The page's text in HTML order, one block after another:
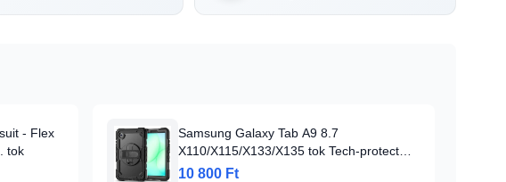
- Flex
tok
Samsung Galaxy Tab A9 8.7
X110/X115/X133/X135 tok Tech-protect
Solid fekete
10 800 Ft